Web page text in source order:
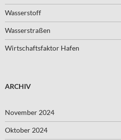
Wasserstoff
Wasserstraßen
Wirtschaftsfaktor Hafen
ARCHIV
November 2024
Oktober 2024